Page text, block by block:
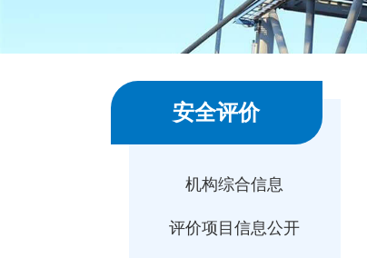
安全评价
机构综合信息
评价项目信息公开